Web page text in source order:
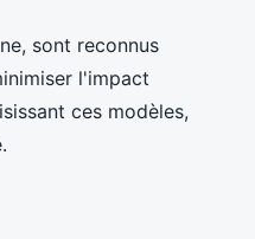
sont reconnus
l'impact
ces modèles,